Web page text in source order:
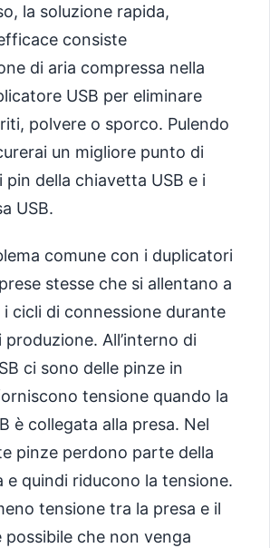
la soluzione rapida,
consiste
di aria compressa nella
USB per eliminare
polvere o sporco. Pulendo
un migliore punto di
della chiavetta USB e i
USB.
comune con i duplicatori
stesse che si allentano a
cicli di connessione durante
produzione. All’interno di
ci sono delle pinze in
tensione quando la
è collegata alla presa. Nel
pinze perdono parte della
e quindi riducono la tensione.
tensione tra la presa e il
possibile che non venga